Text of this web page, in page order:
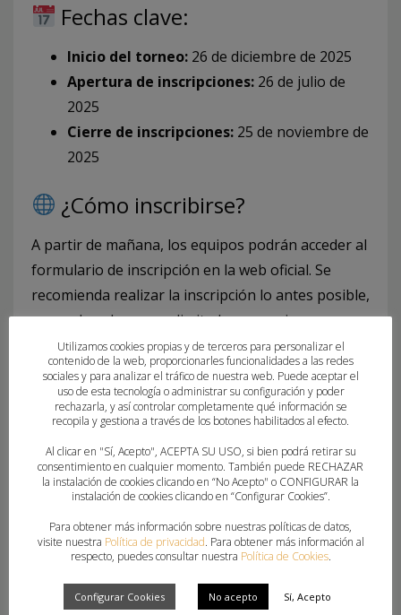
Fechas clave:
Inicio del torneo: 26 de diciembre de 2025
Apertura de inscripciones: 26 de julio de
2025
Cierre de inscripciones: 25 de noviembre de
2025
¿Cómo inscribirse?
A partir de mañana, los equipos podrán acceder al
formulario de inscripción en la web oficial. Se
recomienda realizar la inscripción lo antes posible,
ya que las plazas son limitadas y se asignan por
orden de solicitud.
Una experiencia deportiva y
cultural
La Puerto Cup no es solo competición: es
convivencia, aprendizaje y diversión. Además de
los partidos, los participantes disfrutarán de
actividades paralelas, visitas culturales y una
ceremonia de apertura inolvidable.
Utilizamos cookies propias y de terceros para personalizar el
contenido de la web, proporcionarles funcionalidades a las redes
sociales y para analizar el tráfico de nuestra web. Puede aceptar el
uso de esta tecnología o administrar su configuración y poder
rechazarla, y así controlar completamente qué información se
recopila y gestiona a través de los botones habilitados al efecto.
Al clicar en "Sí, Acepto", ACEPTA SU USO, si bien podrá retirar su
consentimiento en cualquier momento. También puede RECHAZAR
la instalación de cookies clicando en “No Acepto" o CONFIGURAR la
instalación de cookies clicando en “Configurar Cookies”.
Para obtener más información sobre nuestras políticas de datos,
visite nuestra Política de privacidad. Para obtener más información al
respecto, puedes consultar nuestra Política de Cookies.
Configurar Cookies No acepto Sí, Acepto